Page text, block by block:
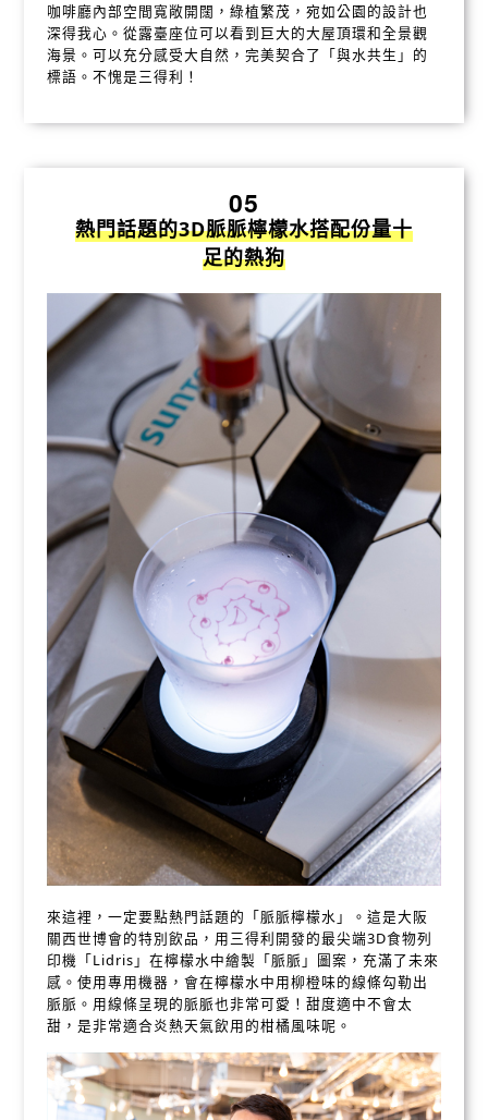
咖啡廳內部空間寬敞開闊，綠植繁茂，宛如公園的設計也
深得我心。從露臺座位可以看到巨大的大屋頂環和全景觀
海景。可以充分感受大自然，完美契合了「與水共生」的
標語。不愧是三得利！
05
熱門話題的3D脈脈檸檬水搭配份量十
足的熱狗
來這裡，一定要點熱門話題的「脈脈檸檬水」。這是大阪
關西世博會的特別飲品，用三得利開發的最尖端3D食物列
印機「Lidris」在檸檬水中繪製「脈脈」圖案，充滿了未來
感。使用專用機器，會在檸檬水中用柳橙味的線條勾勒出
脈脈。用線條呈現的脈脈也非常可愛！甜度適中不會太
甜，是非常適合炎熱天氣飲用的柑橘風味呢。